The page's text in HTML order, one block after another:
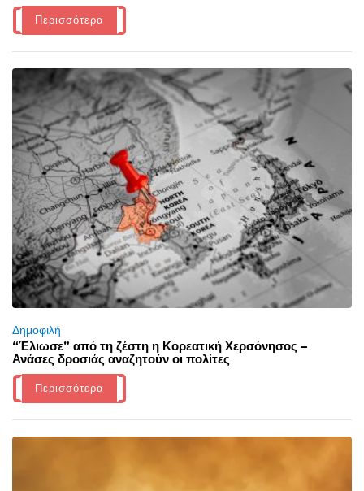
Περισσότερα
Δημοφιλή
“Έλιωσε” από τη ζέστη η Κορεατική Χερσόνησος –
Ανάσες δροσιάς αναζητούν οι πολίτες
Περισσότερα